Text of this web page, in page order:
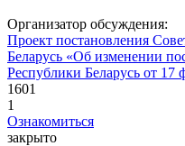
Организатор обсуждения:
Проект постановления
Беларусь «Об изменении
Республики Беларусь от 17
1601
1
Ознакомиться
закрыто